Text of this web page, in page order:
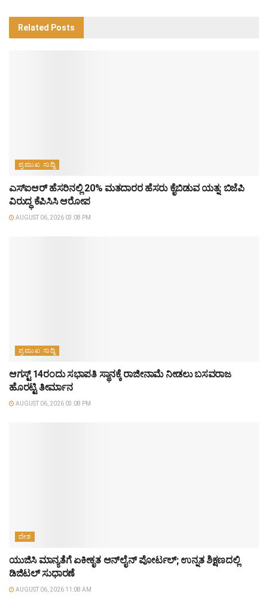
Related Posts
ಪ್ರಮುಖ ಸುದ್ದಿ
ಎಸ್‌ಐಆರ್‌ ಹೆಸರಿನಲ್ಲಿ 20% ಮತದಾರರ ಹೆಸರು ಕೈಬಿಡುವ ಯತ್ನ: ಬಿಜೆಪಿ
ವಿರುದ್ಧ ಕೆಪಿಸಿಸಿ ಆರೋಪ
AUGUST 06, 2026 03:08 PM
ಪ್ರಮುಖ ಸುದ್ದಿ
ಆಗಸ್ಟ್‌ 14ರಂದು ಸಭಾಪತಿ ಸ್ಥಾನಕ್ಕೆ ರಾಜೀನಾಮೆ ನೀಡಲು ಬಸವರಾಜ
ಹೊರಟ್ಟಿ ತೀರ್ಮಾನ
AUGUST 06, 2026 03:08 PM
ದೇಶ
ಯುಜಿಸಿ ಮಾನ್ಯತೆಗೆ ಏಕೀಕೃತ ಆನ್‌ಲೈನ್ ಪೋರ್ಟಲ್; ಉನ್ನತ ಶಿಕ್ಷಣದಲ್ಲಿ
ಡಿಜಿಟಲ್ ಸುಧಾರಣೆ
AUGUST 06, 2026 11:08 AM